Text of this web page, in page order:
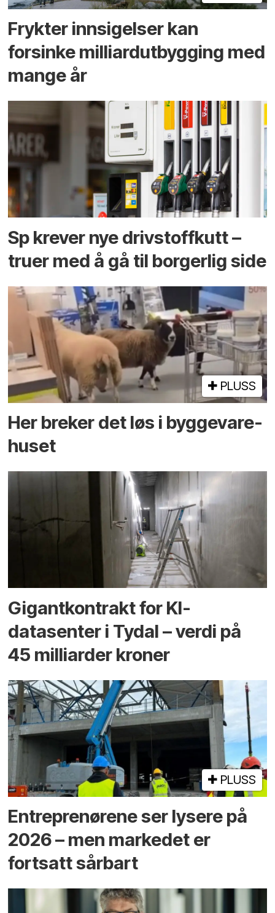
Frykter innsigelser kan
forsinke milliard­utbygging med
mange år
Sp krever nye drivstoffkutt –
truer med å gå til borgerlig side
PLUSS
Her breker det løs i bygge­vare­
huset
Gigantkontrakt for KI-
datasenter i Tydal – verdi på
45 milliarder kroner
PLUSS
Entreprenørene ser lysere på
2026 – men markedet er
fortsatt sårbart